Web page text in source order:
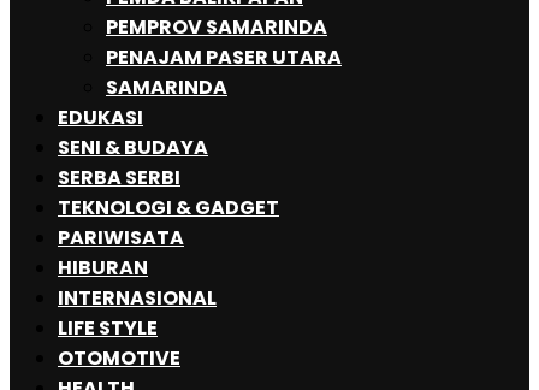
PEMPROV SAMARINDA
PENAJAM PASER UTARA
SAMARINDA
EDUKASI
SENI & BUDAYA
SERBA SERBI
TEKNOLOGI & GADGET
PARIWISATA
HIBURAN
INTERNASIONAL
LIFE STYLE
OTOMOTIVE